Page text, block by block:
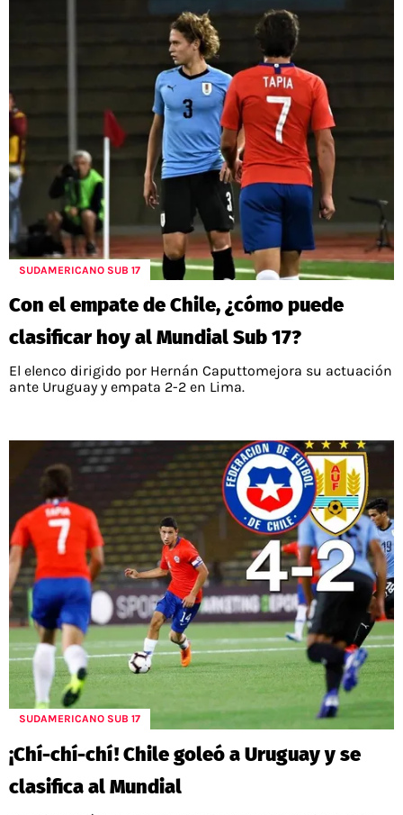
SUDAMERICANO SUB 17
Con el empate de Chile, ¿cómo puede
clasificar hoy al Mundial Sub 17?
El elenco dirigido por Hernán Caputtomejora su actuación
ante Uruguay y empata 2-2 en Lima.
SUDAMERICANO SUB 17
¡Chí-chí-chí! Chile goleó a Uruguay y se
clasifica al Mundial